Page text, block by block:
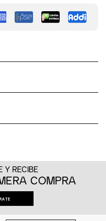
Y RECIBE
COMPRA